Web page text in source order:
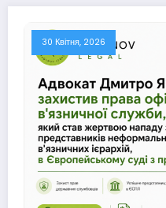
30 Квітня, 2026